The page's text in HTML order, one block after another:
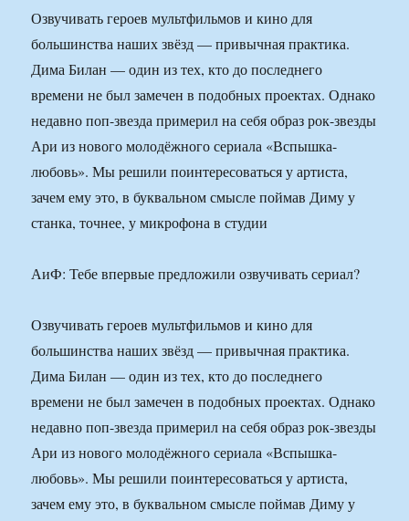
Озвучивать героев мультфильмов и кино для
большинства наших звёзд — привычная практика.
Дима Билан — один из тех, кто до последнего
времени не был замечен в подобных проектах. Однако
недавно поп-звезда примерил на себя образ рок-звезды
Ари из нового молодёжного сериала «Вспышка-
любовь». Мы решили поинтересоваться у артиста,
зачем ему это, в буквальном смысле поймав Диму у
станка, точнее, у микрофона в студии
АиФ: Тебе впервые предложили озвучивать сериал?
Озвучивать героев мультфильмов и кино для
большинства наших звёзд — привычная практика.
Дима Билан — один из тех, кто до последнего
времени не был замечен в подобных проектах. Однако
недавно поп-звезда примерил на себя образ рок-звезды
Ари из нового молодёжного сериала «Вспышка-
любовь». Мы решили поинтересоваться у артиста,
зачем ему это, в буквальном смысле поймав Диму у